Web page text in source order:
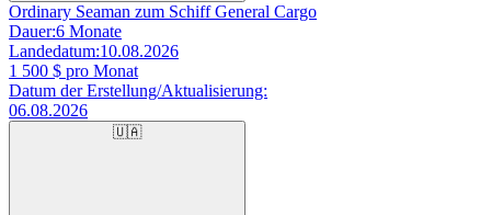
Ordinary Seaman zum Schiff General Cargo
Dauer:6 Monate
Landedatum:10.08.2026
1 500 $ pro Monat
Datum der Erstellung/Aktualisierung:
06.08.2026
🇺🇦